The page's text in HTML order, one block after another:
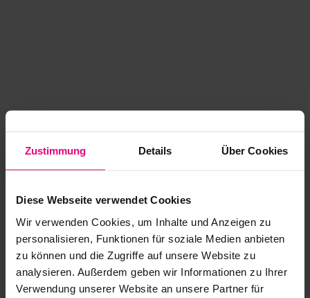
Zustimmung Details Über Cookies
Diese Webseite verwendet Cookies
Wir verwenden Cookies, um Inhalte und Anzeigen zu
personalisieren, Funktionen für soziale Medien anbieten
zu können und die Zugriffe auf unsere Website zu
analysieren. Außerdem geben wir Informationen zu Ihrer
Verwendung unserer Website an unsere Partner für
Application error: a client-side exception has occurred